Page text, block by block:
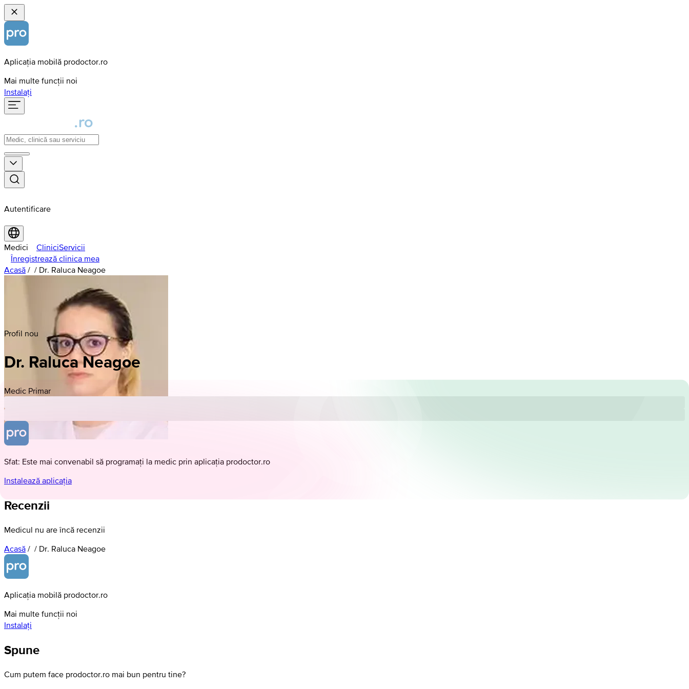
Aplicația mobilă prodoctor.ro
Mai multe funcții noi
Instalați
Autentificare
Medici CliniciServicii
Înregistrează clinica mea
Acasă / / Dr. Raluca Neagoe
Profil nou
Dr. Raluca Neagoe
Medic Primar
Sfat: Este mai convenabil să programați la medic prin aplicația prodoctor.ro
Instalează aplicația
Recenzii
Medicul nu are încă recenzii
Acasă / / Dr. Raluca Neagoe
Aplicația mobilă prodoctor.ro
Mai multe funcții noi
Instalați
Spune
Cum putem face prodoctor.ro mai bun pentru tine?